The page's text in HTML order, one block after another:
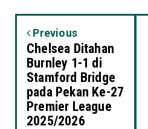
Previous
Chelsea Ditahan
Burnley 1-1 di
Stamford Bridge
pada Pekan Ke-27
Premier League
2025/2026